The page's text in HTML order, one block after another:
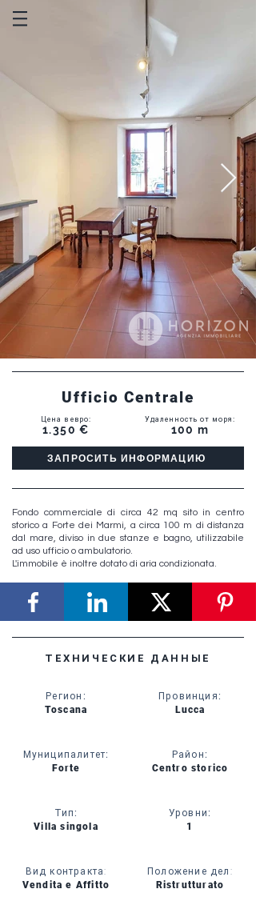
Ufficio Centrale
Цена в евро:
1.350 €
Удаленность от моря :
100 m
ЗАПРОСИТЬ ИНФОРМАЦИЮ
Fondo commerciale di circa 42 mq sito in centro
storico a Forte dei Marmi, a circa 100 m di distanza
dal mare, diviso in due stanze e bagno, utilizzabile
ad uso ufficio o ambulatorio.
L'immobile è inoltre dotato di aria condizionata.
ТЕХНИЧЕСКИЕ ДАННЫЕ
Регион :
Toscana
Муниципалитет:
Forte
Тип:
Villa singola
Вид контракта:
Vendita e Affitto
Провинция:
Lucca
Район:
Centro storico
Уровни:
1
Положение дел:
Ristrutturato